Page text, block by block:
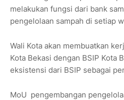
melakukan fungsi dari bank
pengelolaan sampah di setiap
Wali Kota akan membuatkan
Kota Bekasi dengan BSIP Kota
eksistensi dari BSIP sebagai
MoU pengembangan